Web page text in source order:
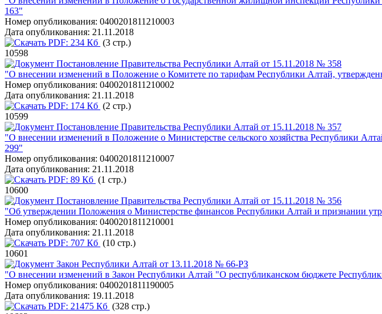
163"
Номер опубликования: 0400201811210003
Дата опубликования: 21.11.2018
PDF: 234 Кб (3 стр.)
10598
Постановление Правительства Республики Алтай от 15.11.2018 № 358
"О внесении изменений в Положение о Комитете по тарифам Республики Алтай,
Номер опубликования: 0400201811210002
Дата опубликования: 21.11.2018
PDF: 174 Кб (2 стр.)
10599
Постановление Правительства Республики Алтай от 15.11.2018 № 357
"О внесении изменений в Положение о Министерстве сельского хозяйства Республики
299"
Номер опубликования: 0400201811210007
Дата опубликования: 21.11.2018
PDF: 89 Кб (1 стр.)
10600
Постановление Правительства Республики Алтай от 15.11.2018 № 356
"Об утверждении Положения о Министерстве финансов Республики Алтай и признании
Номер опубликования: 0400201811210001
Дата опубликования: 21.11.2018
PDF: 707 Кб (10 стр.)
10601
Закон Республики Алтай от 13.11.2018 № 66-РЗ
"О внесении изменений в Закон Республики Алтай "О республиканском бюджете
Номер опубликования: 0400201811190005
Дата опубликования: 19.11.2018
PDF: 21475 Кб (328 стр.)